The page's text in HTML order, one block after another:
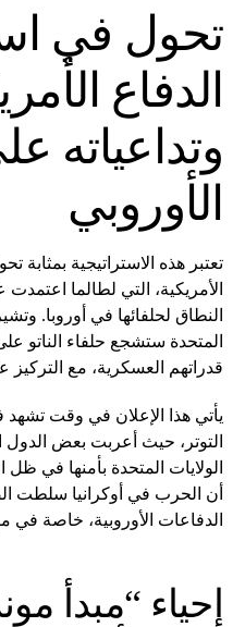
تحول في
الدفاع
وتداعياته
الأوروبي
تعتبر هذه الاستراتيجية بمثابة
الأمريكية، التي لطالما
النطاق لحلفائها في أوروبا.
المتحدة ستشجع حلفاء الناتو
قدراتهم العسكرية، مع التركيز
يأتي هذا الإعلان في وقت
التوتر، حيث أعربت بعض الدول
الولايات المتحدة بأمنها في ظل
أن الحرب في أوكرانيا سلطت
الدفاعات الأوروبية، خاصة في
إحياء “مبدأ